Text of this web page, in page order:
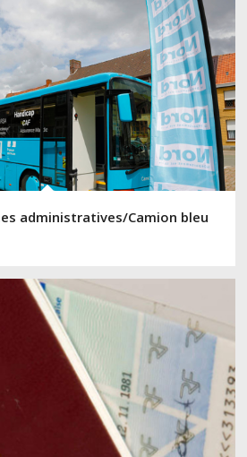
administratives/Camion bleu